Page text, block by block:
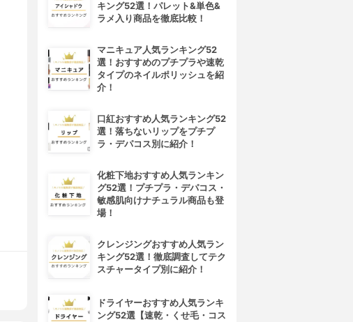
キング52選！パレット&単色&
ラメ入り商品を徹底比較！
マニキュア人気ランキング52
選！おすすめのプチプラや速乾
タイプのネイルポリッシュを紹
介！
口紅おすすめ人気ランキング52
選！落ちないリップをプチプ
ラ・デパコス別に紹介！
化粧下地おすすめ人気ランキン
グ52選！プチプラ・デパコス・
敏感肌向けナチュラル商品も登
場！
クレンジングおすすめ人気ラン
キング52選！徹底調査してテク
スチャータイプ別に紹介！
ドライヤーおすすめ人気ランキ
ング52選【速乾・くせ毛・コス